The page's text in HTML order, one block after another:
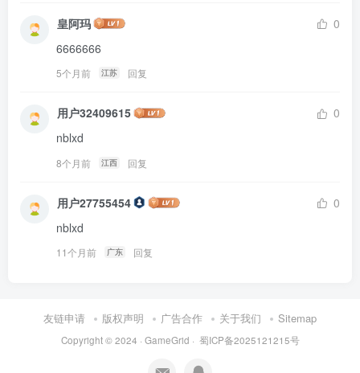
皇阿玛
0
6666666
5个月前 江苏 回复
用户32409615
0
nblxd
8个月前 江西 回复
用户27755454
0
nblxd
11个月前 广东 回复
友链申请 版权声明 广告合作 关于我们 Sitemap
Copyright © 2024 · GameGrid · 蜀ICP备2025121215号